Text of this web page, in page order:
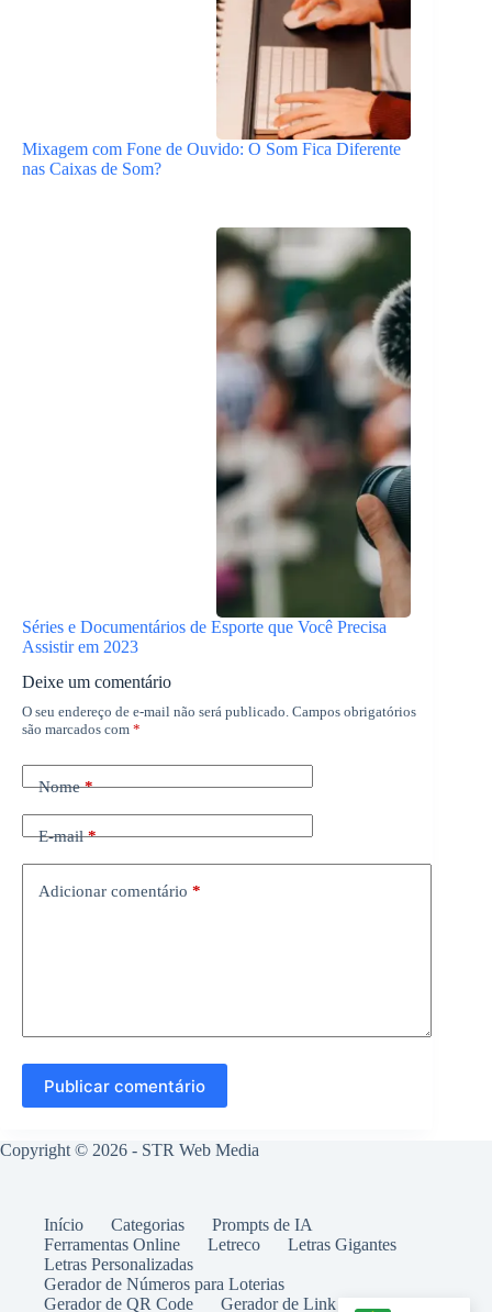
Mixagem com Fone de Ouvido: O Som Fica Diferente
nas Caixas de Som?
Séries e Documentários de Esporte que Você Precisa
Assistir em 2023
Deixe um comentário
O seu endereço de e-mail não será publicado. Campos obrigatórios
são marcados com *
Nome*
E-mail*
Adicionar comentário *
Publicar comentário
Copyright © 2026 - STR Web Media
Início Categorias
Prompts de IA
Ferramentas Online
Letreco
Letras Gigantes
Letras Personalizadas
Gerador de Números para Loterias
Gerador de QR Code
Gerador de Link WhatsApp